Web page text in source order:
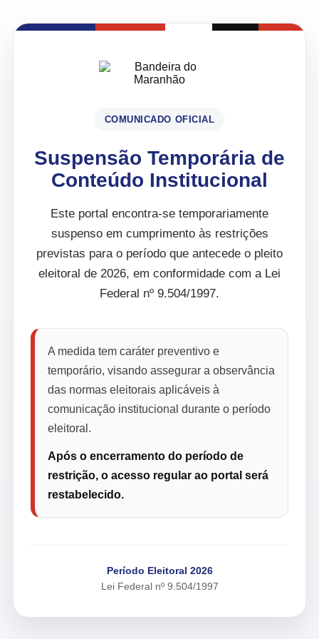
COMUNICADO OFICIAL
Suspensão Temporária de
Conteúdo Institucional
Este portal encontra-se temporariamente
suspenso em cumprimento às restrições
previstas para o período que antecede o pleito
eleitoral de 2026, em conformidade com a Lei
Federal nº 9.504/1997.
A medida tem caráter preventivo e
temporário, visando assegurar a observância
das normas eleitorais aplicáveis à
comunicação institucional durante o período
eleitoral.
Após o encerramento do período de
restrição, o acesso regular ao portal será
restabelecido.
Período Eleitoral 2026
Lei Federal nº 9.504/1997